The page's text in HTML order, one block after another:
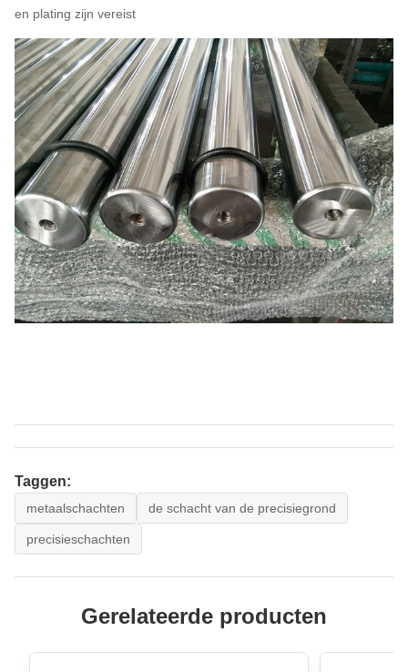
en plating zijn vereist
Taggen:
metaalschachten de schacht van de precisiegrond
precisieschachten
Gerelateerde producten